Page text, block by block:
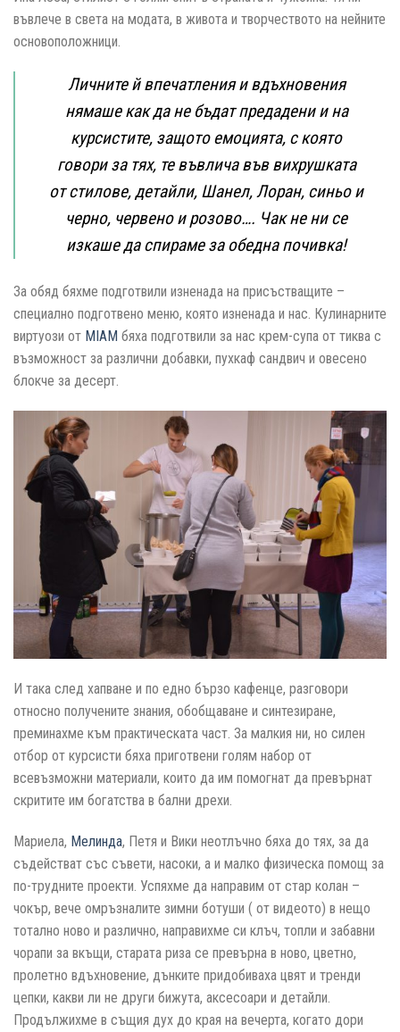
въвлече в света на модата, в живота и творчеството на нейните
основоположници.
Личните й впечатления и вдъхновения
нямаше как да не бъдат предадени и на
курсистите, защото емоцията, с която
говори за тях, те въвлича във вихрушката
от стилове, детайли, Шанел, Лоран, синьо и
черно, червено и розово…. Чак не ни се
изкаше да спираме за обедна почивка!
За обяд бяхме подготвили изненада на присъстващите –
специално подготвено меню, която изненада и нас. Кулинарните
виртуози от MIAM бяха подготвили за нас крем-супа от тиква с
възможност за различни добавки, пухкаф сандвич и овесено
блокче за десерт.
И така след хапване и по едно бързо кафенце, разговори
относно получените знания, обобщаване и синтезиране,
преминахме към практическата част. За малкия ни, но силен
отбор от курсисти бяха приготвени голям набор от
всевъзможни материали, които да им помогнат да превърнат
скритите им богатства в бални дрехи.
Мариела, Мелинда, Петя и Вики неотлъчно бяха до тях, за да
съдействат със съвети, насоки, а и малко физическа помощ за
по-трудните проекти. Успяхме да направим от стар колан –
чокър, вече омръзналите зимни ботуши ( от видеото) в нещо
тотално ново и различно, направихме си клъч, топли и забавни
чорапи за вкъщи, старата риза се превърна в ново, цветно,
пролетно вдъхновение, дънките придобиваха цвят и тренди
цепки, какви ли не други бижута, аксесоари и детайли.
Продължихме в същия дух до края на вечерта, когато дори